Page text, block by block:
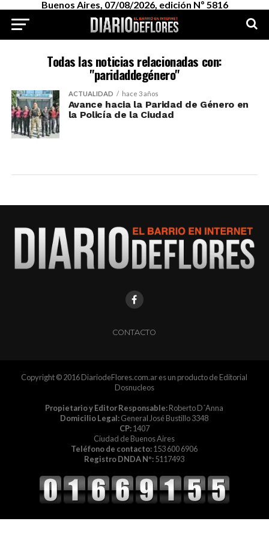
Buenos Aires, 07/08/2026, edición Nº 5816
Todas las noticias relacionadas con:
"paridaddegénero"
ACTUALIDAD hace 3 años
Avance hacia la Paridad de Género en
la Policía de la Ciudad
CONTACTO
Copyright © 2016 DiariodeFlores.com.ar es un producto de Editorial
Dosnucleos
Propietario y Editor Responsable:Roberto D´Anna
Domicilio Legal:General José Bustillo 3348
CP:1407
Ciudad de Buenos Aires
Teléfono de contacto:153 600 6906
Registro DNDA Nº:5117493